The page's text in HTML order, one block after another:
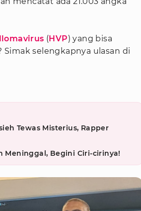
( HVP) yang bisa
Simak selengkapnya ulasan di
Tewas Misterius, Rapper
Meninggal, Begini Ciri-cirinya!